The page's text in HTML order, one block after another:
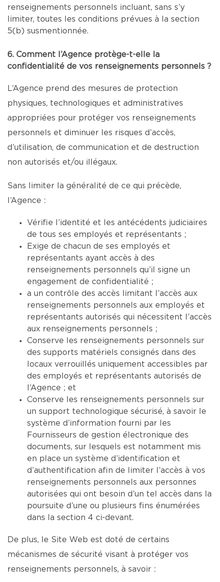
renseignements personnels incluant, sans s’y
limiter, toutes les conditions prévues à la section
5(b) susmentionnée.
6. Comment l’Agence protège-t-elle la
confidentialité de vos renseignements personnels ?
L’Agence prend des mesures de protection
physiques, technologiques et administratives
appropriées pour protéger vos renseignements
personnels et diminuer les risques d’accès,
d’utilisation, de communication et de destruction
non autorisés et/ou illégaux.
Sans limiter la généralité de ce qui précède,
l’Agence :
Vérifie l’identité et les antécédents judiciaires
de tous ses employés et représentants ;
Exige de chacun de ses employés et
représentants ayant accès à des
renseignements personnels qu’il signe un
engagement de confidentialité ;
a un contrôle des accès limitant l’accès aux
renseignements personnels aux employés et
représentants autorisés qui nécessitent l’accès
aux renseignements personnels ;
Conserve les renseignements personnels sur
des supports matériels consignés dans des
locaux verrouillés uniquement accessibles par
des employés et représentants autorisés de
l’Agence ; et
Conserve les renseignements personnels sur
un support technologique sécurisé, à savoir le
système d’information fourni par les
Fournisseurs de gestion électronique des
documents, sur lesquels est notamment mis
en place un système d’identification et
d’authentification afin de limiter l’accès à vos
renseignements personnels aux personnes
autorisées qui ont besoin d’un tel accès dans la
poursuite d’une ou plusieurs fins énumérées
dans la section 4 ci-devant.
De plus, le Site Web est doté de certains
mécanismes de sécurité visant à protéger vos
renseignements personnels, à savoir :